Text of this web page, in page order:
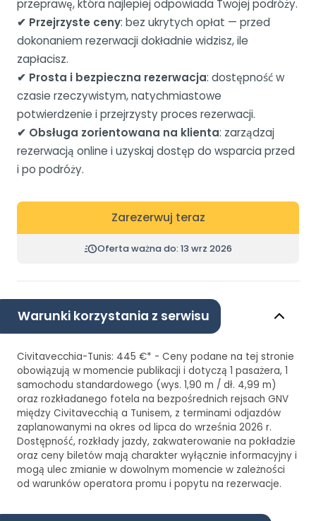
przeprawę, która najlepiej odpowiada Twojej podróży.
✔ Przejrzyste ceny: bez ukrytych opłat — przed
dokonaniem rezerwacji dokładnie widzisz, ile
zapłacisz.
✔ Prosta i bezpieczna rezerwacja: dostępność w
czasie rzeczywistym, natychmiastowe
potwierdzenie i przejrzysty proces rezerwacji.
✔ Obsługa zorientowana na klienta: zarządzaj
rezerwacją online i uzyskaj dostęp do wsparcia przed
i po podróży.
Zarezerwuj teraz
Oferta ważna do: 13 wrz 2026
Warunki korzystania z serwisu
Civitavecchia-Tunis: 445 €* - Ceny podane na tej stronie
obowiązują w momencie publikacji i dotyczą 1 pasażera, 1
samochodu standardowego (wys. 1,90 m / dł. 4,99 m)
oraz rozkładanego fotela na bezpośrednich rejsach GNV
między Civitavecchią a Tunisem, z terminami odjazdów
zaplanowanymi na okres od lipca do września 2026 r.
Dostępność, rozkłady jazdy, zakwaterowanie na pokładzie
oraz ceny biletów mają charakter wyłącznie informacyjny i
mogą ulec zmianie w dowolnym momencie w zależności
od warunków operatora promu i popytu na rezerwacje.